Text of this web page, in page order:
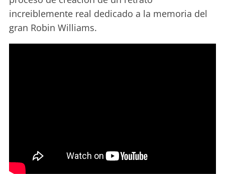
increiblemente real dedicado a la memoria del
gran Robin Williams.